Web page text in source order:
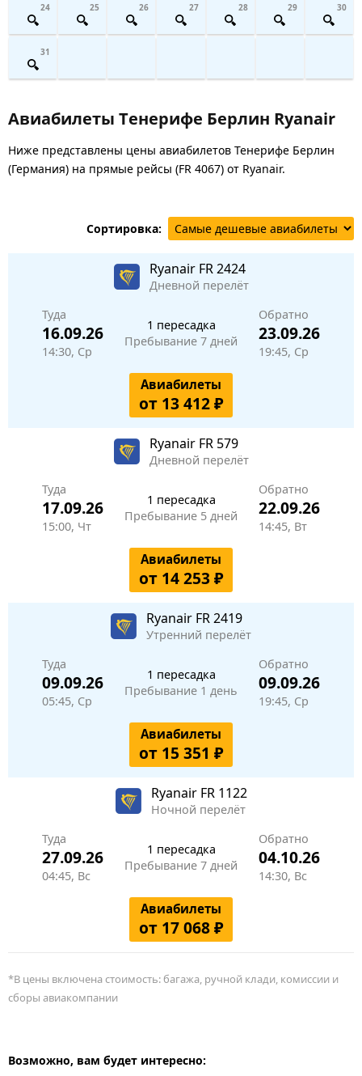
24 25 26 27 28 29 30
31
Авиабилеты Тенерифе Берлин Ryanair
Ниже представлены цены авиабилетов Тенерифе Берлин
(Германия) на прямые рейсы (FR 4067) от Ryanair.
Сортировка:
Ryanair FR 2424
Дневной перелёт
Туда
16.09.26
14:30, Ср
1 пересадка
Пребывание 7 дней
Обратно
23.09.26
19:45, Ср
Авиабилеты
от 13 412 ₽
Ryanair FR 579
Дневной перелёт
Туда
17.09.26
15:00, Чт
1 пересадка
Пребывание 5 дней
Обратно
22.09.26
14:45, Вт
Авиабилеты
от 14 253 ₽
Ryanair FR 2419
Утренний перелёт
Туда
09.09.26
05:45, Ср
1 пересадка
Пребывание 1 день
Обратно
09.09.26
19:45, Ср
Авиабилеты
от 15 351 ₽
Ryanair FR 1122
Ночной перелёт
Туда
27.09.26
04:45, Вс
1 пересадка
Пребывание 7 дней
Обратно
04.10.26
14:30, Вс
Авиабилеты
от 17 068 ₽
*В цены включена стоимость: багажа, ручной клади, комиссии и
сборы авиакомпании
Возможно, вам будет интересно: